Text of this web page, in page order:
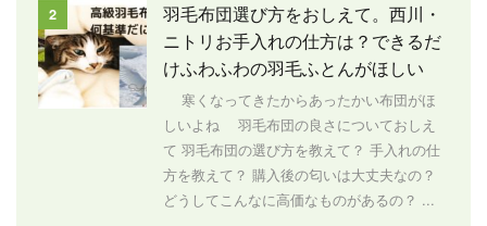
2
羽毛布団選び方をおしえて。西川・
ニトリお手入れの仕方は？できるだ
けふわふわの羽毛ふとんがほしい
寒くなってきたからあったかい布団がほ
しいよね 羽毛布団の良さについておしえ
て 羽毛布団の選び方を教えて？ 手入れの仕
方を教えて？ 購入後の匂いは大丈夫なの？
どうしてこんなに高価なものがあるの？ ...